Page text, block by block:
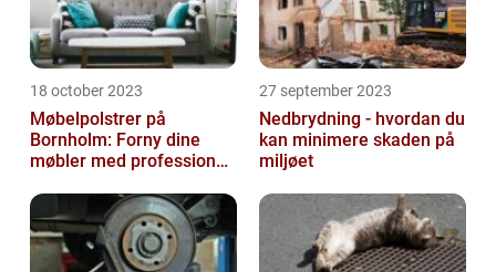
18 october 2023
Møbelpolstrer på
Bornholm: Forny dine
møbler med professionel
27 september 2023
Nedbrydning - hvordan du
kan minimere skaden på
miljøet